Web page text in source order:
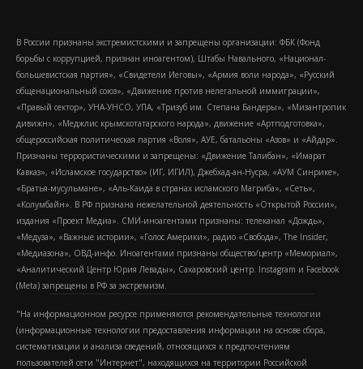
В России признаны экстремистскими и запрещены организации: ФБК (Фонд
борьбы с коррупцией, признан иноагентом), Штабы Навального, «Национал-
большевистская партия», «Свидетели Иеговы», «Армия воли народа», «Русский
общенациональный союз», «Движение против нелегальной иммиграции»,
«Правый сектор», УНА-УНСО, УПА, «Тризуб им. Степана Бандеры», «Мизантропик
дивижн», «Меджлис крымскотатарского народа», движение «Артподготовка»,
общероссийская политическая партия «Воля», АУЕ, батальоны «Азов» и «Айдар».
Признаны террористическими и запрещены: «Движение Талибан», «Имарат
Кавказ», «Исламское государство» (ИГ, ИГИЛ), Джебхад-ан-Нусра, «АУМ Синрике»,
«Братья-мусульмане», «Аль-Каида в странах исламского Магриба», «Сеть»,
«Колумбайн». В РФ признана нежелательной деятельность «Открытой России»,
издания «Проект Медиа». СМИ-иноагентами признаны: телеканал «Дождь»,
«Медуза», «Важные истории», «Голос Америки», радио «Свобода», The Insider,
«Медиазона», ОВД-инфо. Иноагентами признаны общество/центр «Мемориал»,
«Аналитический Центр Юрия Левады», Сахаровский центр. Instagram и Facebook
(Metа) запрещены в РФ за экстремизм.
"На информационном ресурсе применяются рекомендательные технологии
(информационные технологии предоставления информации на основе сбора,
систематизации и анализа сведений, относящихся к предпочтениям
пользователей сети "Интернет", находящихся на территории Российской